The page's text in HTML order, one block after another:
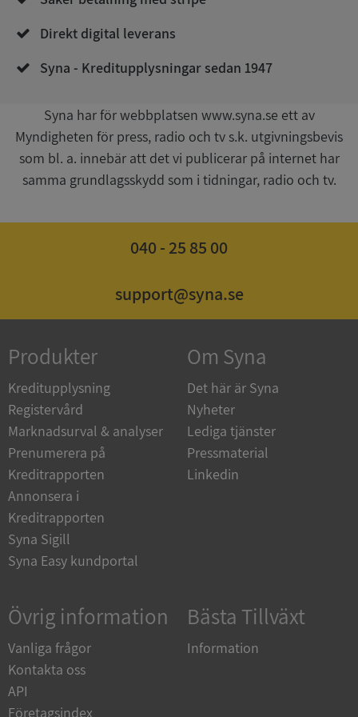
Direkt digital leverans
Syna - Kreditupplysningar sedan 1947
Syna har för webbplatsen www.syna.se ett av
Myndigheten för press, radio och tv s.k. utgivningsbevis
som bl. a. innebär att det vi publicerar på internet har
samma grundlagsskydd som i tidningar, radio och tv.
040 - 25 85 00
support@syna.se
Produkter
Kreditupplysning
Registervård
Marknadsurval & analyser
Prenumerera på
Kreditrapporten
Annonsera i
Kreditrapporten
Syna Sigill
Syna Easy kundportal
Om Syna
Det här är Syna
Nyheter
Lediga tjänster
Pressmaterial
Linkedin
Övrig information
Vanliga frågor
Kontakta oss
API
Företagsindex
Bästa Tillväxt
Information
VISITOR_PRIVACY_METADATA
YouTube
.youtube.com
5 månader
4 veckor
Corporation
de.syna.se
ARRAffinity
Corporation
__RequestVerificationToken
Microsoft
Corporation
Google
Privacy Policy